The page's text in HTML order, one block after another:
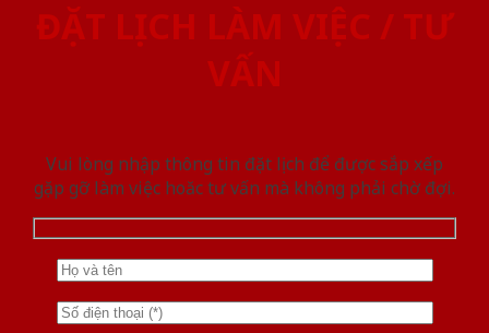
ĐẶT LỊCH LÀM VIỆC / TƯ
VẤN
Vui lòng nhập thông tin đặt lịch để được sắp xếp
gặp gỡ làm việc hoăc tư vấn mà không phải chờ đợi.